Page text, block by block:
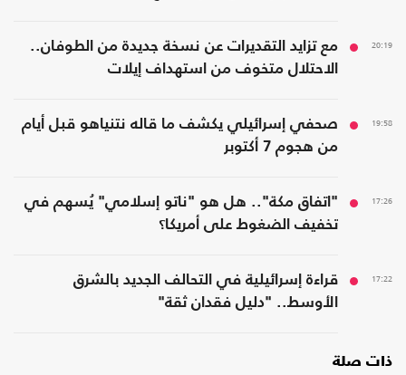
20:19
مع تزايد التقديرات عن نسخة جديدة من الطوفان..
الاحتلال متخوف من استهداف إيلات
19:58
صحفي إسرائيلي يكشف ما قاله نتنياهو قبل أيام
من هجوم 7 أكتوبر
17:26
"اتفاق مكة".. هل هو "ناتو إسلامي" يُسهم في
تخفيف الضغوط على أمريكا؟
17:22
قراءة إسرائيلية في التحالف الجديد بالشرق
الأوسط.. "دليل فقدان ثقة"
ذات صلة